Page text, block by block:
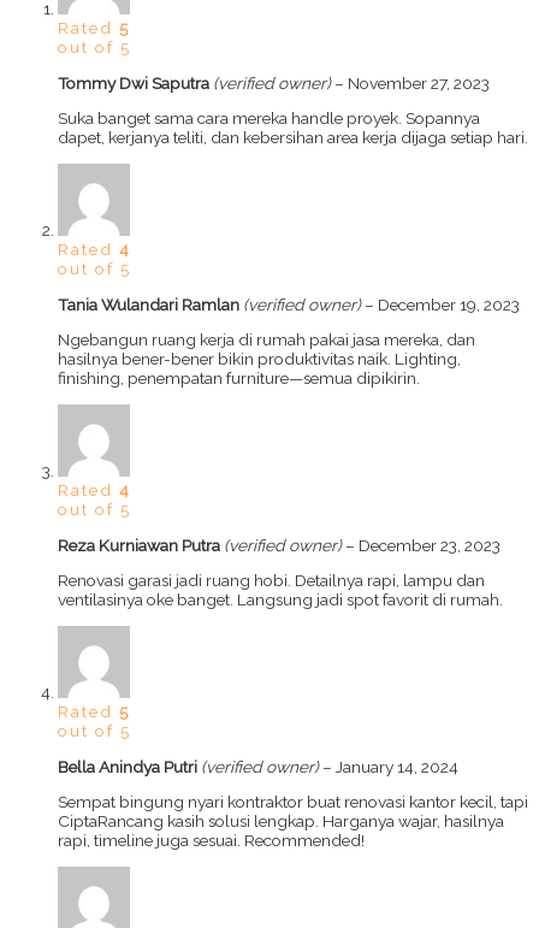
Rated 5
out of 5
Tommy Dwi Saputra (verified owner) – November 27, 2023
Suka banget sama cara mereka handle proyek. Sopannya
dapet, kerjanya teliti, dan kebersihan area kerja dijaga setiap hari.
Rated 4
out of 5
Tania Wulandari Ramlan (verified owner) – December 19, 2023
Ngebangun ruang kerja di rumah pakai jasa mereka, dan
hasilnya bener-bener bikin produktivitas naik. Lighting,
finishing, penempatan furniture—semua dipikirin.
Rated 4
out of 5
Reza Kurniawan Putra (verified owner) – December 23, 2023
Renovasi garasi jadi ruang hobi. Detailnya rapi, lampu dan
ventilasinya oke banget. Langsung jadi spot favorit di rumah.
Rated 5
out of 5
Bella Anindya Putri (verified owner) – January 14, 2024
Sempat bingung nyari kontraktor buat renovasi kantor kecil, tapi
CiptaRancang kasih solusi lengkap. Harganya wajar, hasilnya
rapi, timeline juga sesuai. Recommended!